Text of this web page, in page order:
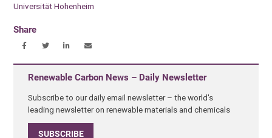
Universität Hohenheim
Share
Renewable Carbon News – Daily Newsletter
Subscribe to our daily email newsletter – the world's
leading newsletter on renewable materials and chemicals
SUBSCRIBE